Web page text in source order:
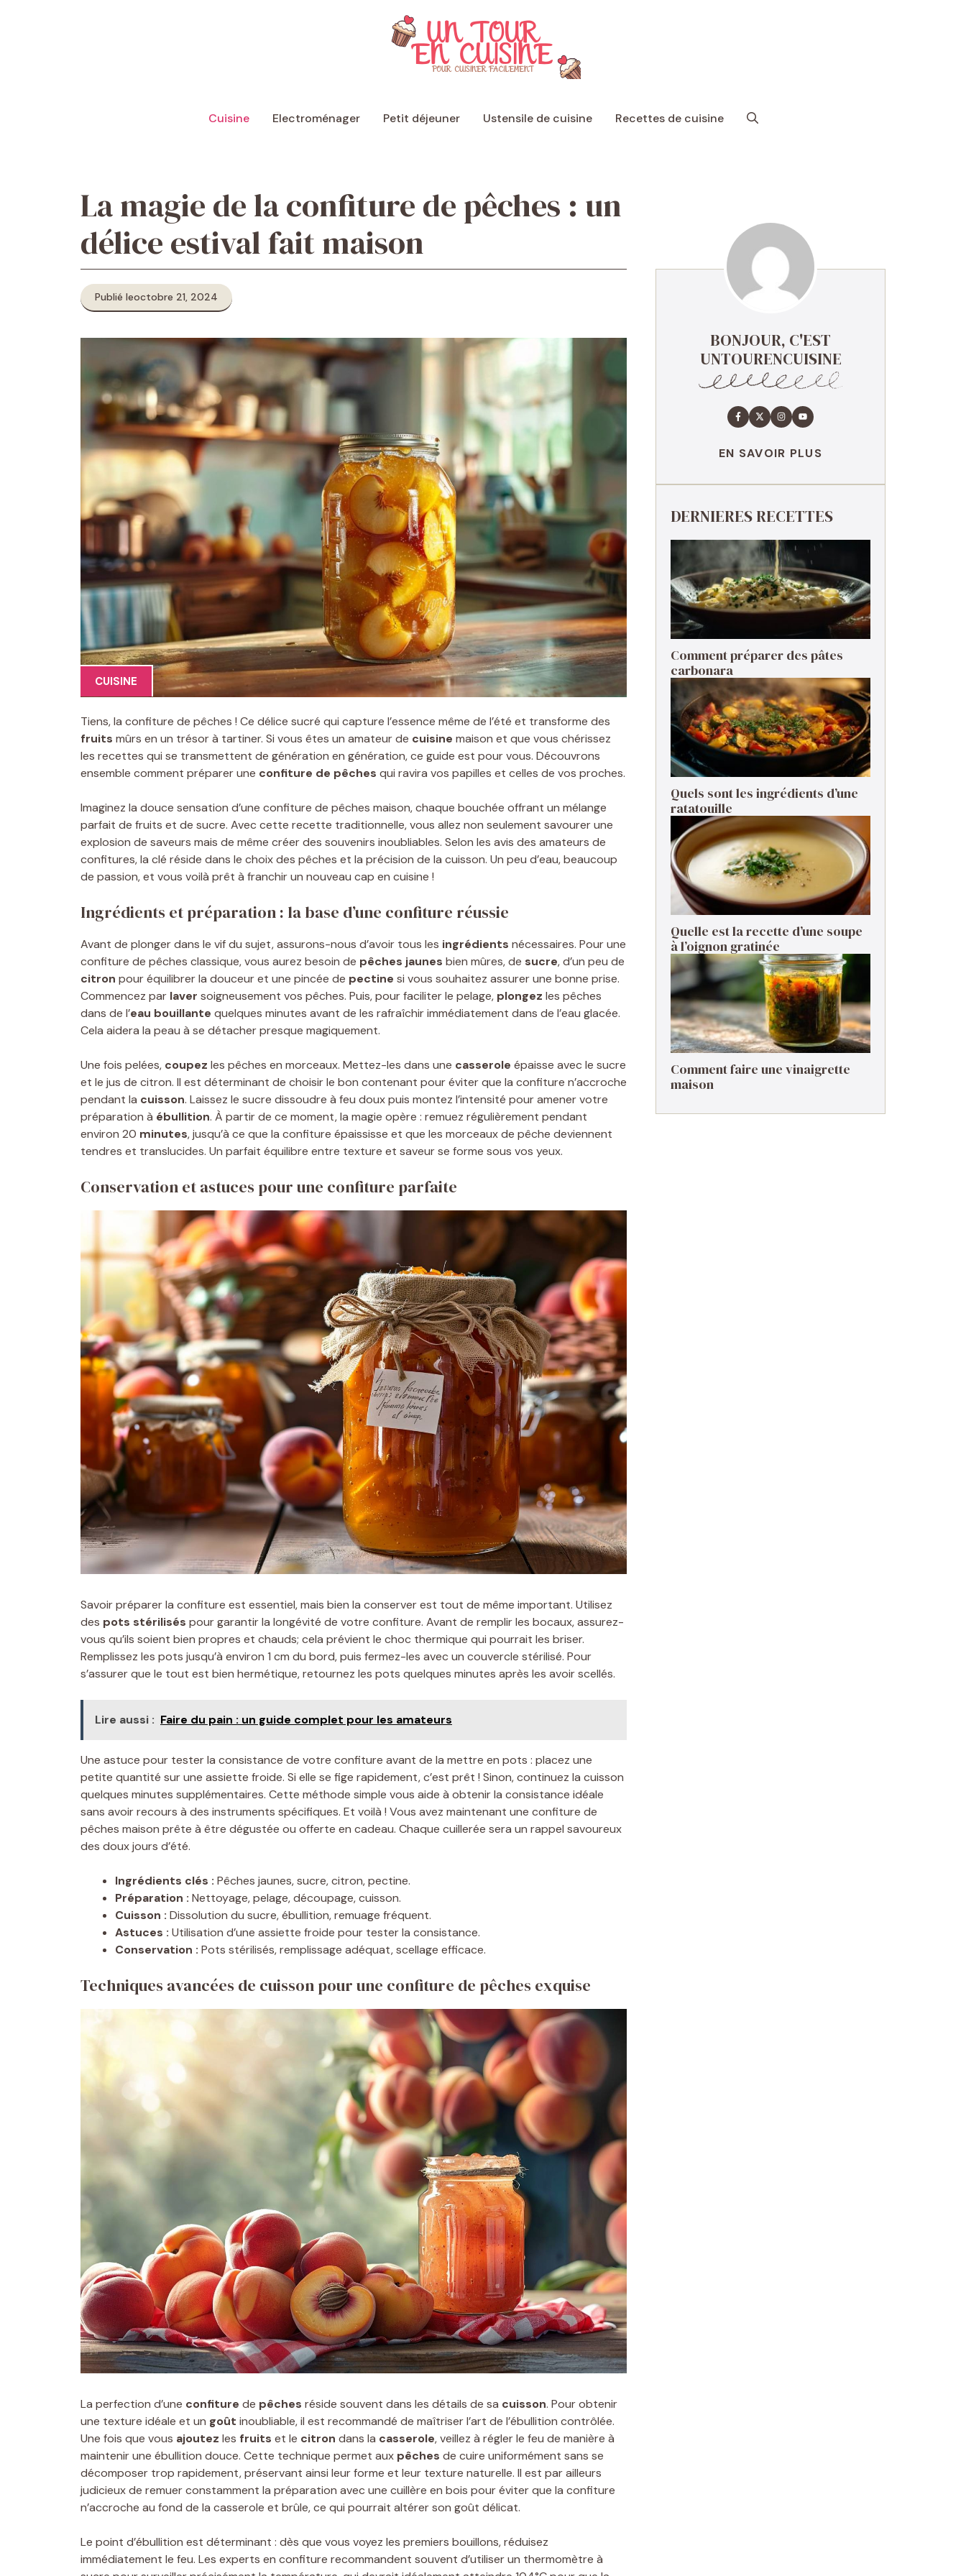
Cuisine Electroménager Petit déjeuner Ustensile de cuisine Recettes de cuisine
La magie de la confiture de pêches : un
délice estival fait maison
Publié leoctobre 21, 2024
CUISINE
Tiens, la confiture de pêches ! Ce délice sucré qui capture l’essence même de l’été et transforme des
fruits mûrs en un trésor à tartiner. Si vous êtes un amateur de cuisine maison et que vous chérissez
les recettes qui se transmettent de génération en génération, ce guide est pour vous. Découvrons
ensemble comment préparer une confiture de pêches qui ravira vos papilles et celles de vos proches.
Imaginez la douce sensation d’une confiture de pêches maison, chaque bouchée offrant un mélange
parfait de fruits et de sucre. Avec cette recette traditionnelle, vous allez non seulement savourer une
explosion de saveurs mais de même créer des souvenirs inoubliables. Selon les avis des amateurs de
confitures, la clé réside dans le choix des pêches et la précision de la cuisson. Un peu d’eau, beaucoup
de passion, et vous voilà prêt à franchir un nouveau cap en cuisine !
Ingrédients et préparation : la base d’une confiture réussie
Avant de plonger dans le vif du sujet, assurons-nous d’avoir tous les ingrédients nécessaires. Pour une
confiture de pêches classique, vous aurez besoin de pêches jaunes bien mûres, de sucre, d’un peu de
citron pour équilibrer la douceur et une pincée de pectine si vous souhaitez assurer une bonne prise.
Commencez par laver soigneusement vos pêches. Puis, pour faciliter le pelage, plongez les pêches
dans de l’eau bouillante quelques minutes avant de les rafraîchir immédiatement dans de l’eau glacée.
Cela aidera la peau à se détacher presque magiquement.
Une fois pelées, coupez les pêches en morceaux. Mettez-les dans une casserole épaisse avec le sucre
et le jus de citron. Il est déterminant de choisir le bon contenant pour éviter que la confiture n’accroche
pendant la cuisson. Laissez le sucre dissoudre à feu doux puis montez l’intensité pour amener votre
préparation à ébullition. À partir de ce moment, la magie opère : remuez régulièrement pendant
environ 20 minutes, jusqu’à ce que la confiture épaississe et que les morceaux de pêche deviennent
tendres et translucides. Un parfait équilibre entre texture et saveur se forme sous vos yeux.
Conservation et astuces pour une confiture parfaite
Savoir préparer la confiture est essentiel, mais bien la conserver est tout de même important. Utilisez
des pots stérilisés pour garantir la longévité de votre confiture. Avant de remplir les bocaux, assurez-
vous qu’ils soient bien propres et chauds; cela prévient le choc thermique qui pourrait les briser.
Remplissez les pots jusqu’à environ 1 cm du bord, puis fermez-les avec un couvercle stérilisé. Pour
s’assurer que le tout est bien hermétique, retournez les pots quelques minutes après les avoir scellés.
Lire aussi : Faire du pain : un guide complet pour les amateurs
Une astuce pour tester la consistance de votre confiture avant de la mettre en pots : placez une
petite quantité sur une assiette froide. Si elle se fige rapidement, c’est prêt ! Sinon, continuez la cuisson
quelques minutes supplémentaires. Cette méthode simple vous aide à obtenir la consistance idéale
sans avoir recours à des instruments spécifiques. Et voilà ! Vous avez maintenant une confiture de
pêches maison prête à être dégustée ou offerte en cadeau. Chaque cuillerée sera un rappel savoureux
des doux jours d’été.
Ingrédients clés : Pêches jaunes, sucre, citron, pectine.
Préparation : Nettoyage, pelage, découpage, cuisson.
Cuisson : Dissolution du sucre, ébullition, remuage fréquent.
Astuces : Utilisation d’une assiette froide pour tester la consistance.
Conservation : Pots stérilisés, remplissage adéquat, scellage efficace.
Techniques avancées de cuisson pour une confiture de pêches exquise
La perfection d’une confiture de pêches réside souvent dans les détails de sa cuisson. Pour obtenir
une texture idéale et un goût inoubliable, il est recommandé de maîtriser l’art de l’ébullition contrôlée.
Une fois que vous ajoutez les fruits et le citron dans la casserole, veillez à régler le feu de manière à
maintenir une ébullition douce. Cette technique permet aux pêches de cuire uniformément sans se
décomposer trop rapidement, préservant ainsi leur forme et leur texture naturelle. Il est par ailleurs
judicieux de remuer constamment la préparation avec une cuillère en bois pour éviter que la confiture
n’accroche au fond de la casserole et brûle, ce qui pourrait altérer son goût délicat.
Le point d’ébullition est déterminant : dès que vous voyez les premiers bouillons, réduisez
immédiatement le feu. Les experts en confiture recommandent souvent d’utiliser un thermomètre à
BONJOUR, C'EST
UNTOURENCUISINE
EN SAVOIR PLUS
DERNIERES RECETTES
Comment préparer des pâtes
carbonara ​
Quels sont les ingrédients d’une
ratatouille ​
Quelle est la recette d’une soupe
à l’oignon gratinée ​
Comment faire une vinaigrette
maison ​